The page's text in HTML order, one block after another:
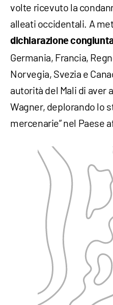
volte ricevuto la
alleati occidentali. A
dichiarazione
Germania, Francia,
Norvegia, Svezia e
autorità del Mali di aver
Wagner, deplorando lo
mercenarie” nel Paese